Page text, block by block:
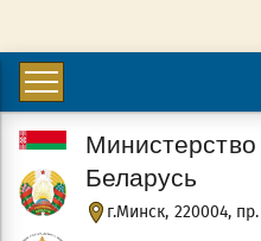
г.Минск, 220004,
Министерство
Беларусь